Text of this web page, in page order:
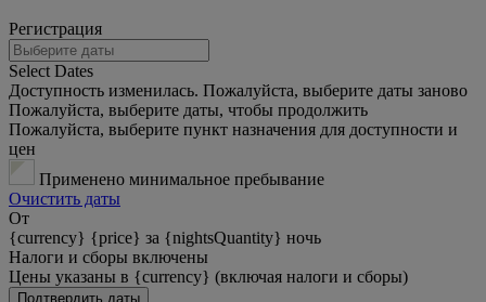
Регистрация
Select Dates
Доступность изменилась. Пожалуйста, выберите даты заново
Пожалуйста, выберите даты, чтобы продолжить
Пожалуйста, выберите пункт назначения для доступности и
цен
Применено минимальное пребывание
Очистить даты
От
{currency} {price} за {nightsQuantity} ночь
Налоги и сборы включены
Цены указаны в {currency} (включая налоги и сборы)
Подтвердить даты